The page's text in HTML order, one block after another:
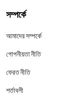
সম্পর্কে
আমাদের সম্পর্কে
গোপনীয়তা নীতি
ফেরত নীতি
শর্তাবলী